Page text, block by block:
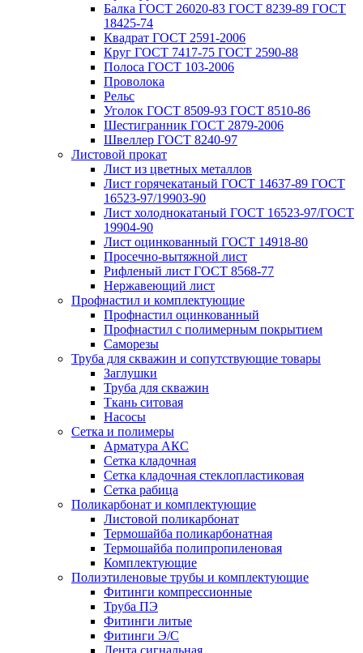
Балка ГОСТ 26020-83 ГОСТ 8239-89 ГОСТ
18425-74
Квадрат ГОСТ 2591-2006
Круг ГОСТ 7417-75 ГОСТ 2590-88
Полоса ГОСТ 103-2006
Проволока
Рельс
Уголок ГОСТ 8509-93 ГОСТ 8510-86
Шестигранник ГОСТ 2879-2006
Швеллер ГОСТ 8240-97
Листовой прокат
Лист из цветных металлов
Лист горячекатаный ГОСТ 14637-89 ГОСТ
16523-97/19903-90
Лист холоднокатаный ГОСТ 16523-97/ГОСТ
19904-90
Лист оцинкованный ГОСТ 14918-80
Просечно-вытяжной лист
Рифленый лист ГОСТ 8568-77
Нержавеющий лист
Профнастил и комплектующие
Профнастил оцинкованный
Профнастил с полимерным покрытием
Саморезы
Труба для скважин и сопутствующие товары
Заглушки
Труба для скважин
Ткань ситовая
Насосы
Сетка и полимеры
Арматура АКС
Сетка кладочная
Сетка кладочная стеклопластиковая
Сетка рабица
Поликарбонат и комплектующие
Листовой поликарбонат
Термошайба поликарбонатная
Термошайба полипропиленовая
Комплектующие
Полиэтиленовые трубы и комплектующие
Фитинги компрессионные
Труба ПЭ
Фитинги литые
Фитинги Э/С
Лента сигнальная